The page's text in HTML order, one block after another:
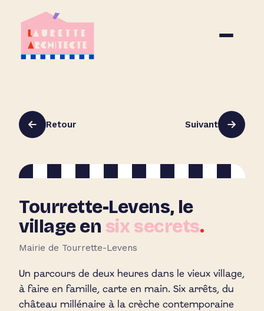
Retour Suivant
Tourrette-Levens, le
village en six secrets.
Mairie de Tourrette-Levens
Un parcours de deux heures dans le vieux village,
à faire en famille, carte en main. Six arrêts, du
château millénaire à la crèche contemporaine